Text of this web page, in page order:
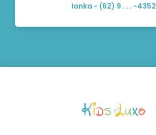
Ianka - (62) 9 . . . -4352